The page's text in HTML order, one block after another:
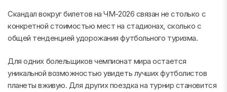
Скандал вокруг билетов на ЧМ-2026 связан не столько с
конкретной стоимостью мест на стадионах, сколько с
общей тенденцией удорожания футбольного туризма.
Для одних болельщиков чемпионат мира остается
уникальной возможностью увидеть лучших футболистов
планеты вживую. Для других поездка на турнир становится